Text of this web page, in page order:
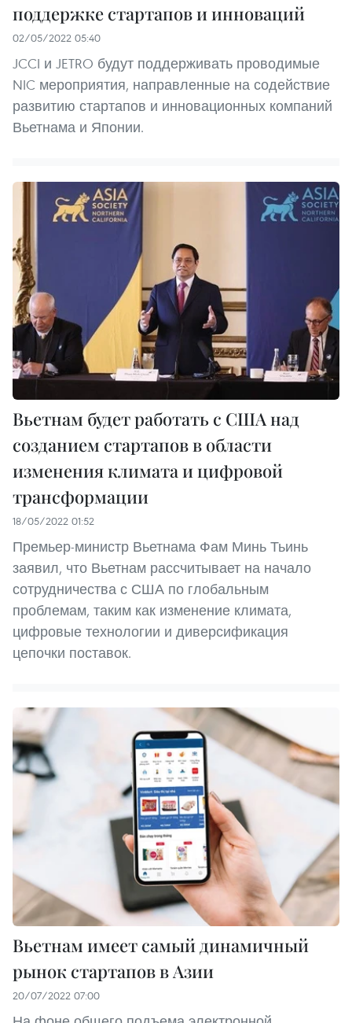
поддержке стартапов и инноваций
02/05/2022 05:40
JCCI и JETRO будут поддерживать проводимые
NIC мероприятия, направленные на содействие
развитию стартапов и инновационных компаний
Вьетнама и Японии.
Вьетнам будет работать с США над
созданием стартапов в области
изменения климата и цифровой
трансформации
18/05/2022 01:52
Премьер-министр Вьетнама Фам Минь Тьинь
заявил, что Вьетнам рассчитывает на начало
сотрудничества с США по глобальным
проблемам, таким как изменение климата,
цифровые технологии и диверсификация
цепочки поставок.
Вьетнам имеет самый динамичный
рынок стартапов в Азии
20/07/2022 07:00